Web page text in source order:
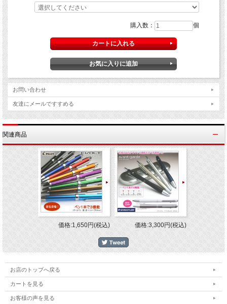
クリヤーブック タフボディ（替紙式） A4-S
クリアーファイル 差し替え式 ポケット式ファイル バ
ー
ラ-J740
台紙
A4-Sサイズ 30穴（ポケットサイズ-縦299×横216mm）
替紙30枚入り 中紙なし ＊替紙 ラ-J880
材質 表紙：PPフィルム貼り/ポケット：R-PP（エンボス仕上げ
仕様
グリーン購入法適合、
メーカー KOKUYO コクヨ株式会社
丈夫でたわみにくい貼り表紙タイプのクリアーファイル。大容量や長期
最適。替紙を増やせるバインダータイプ。
※他のモール及び店頭売りと在庫を併用しておりますのでご注文後でも
れの
場合がございますのであらかじめご了承下さい。
購入数： 個
お問い合わせ
友達にメールですすめる
関連商品
価格:1,650円(税込) 価格:3,300円(税込)
お店のトップへ戻る
カートを見る
お客様の声を見る